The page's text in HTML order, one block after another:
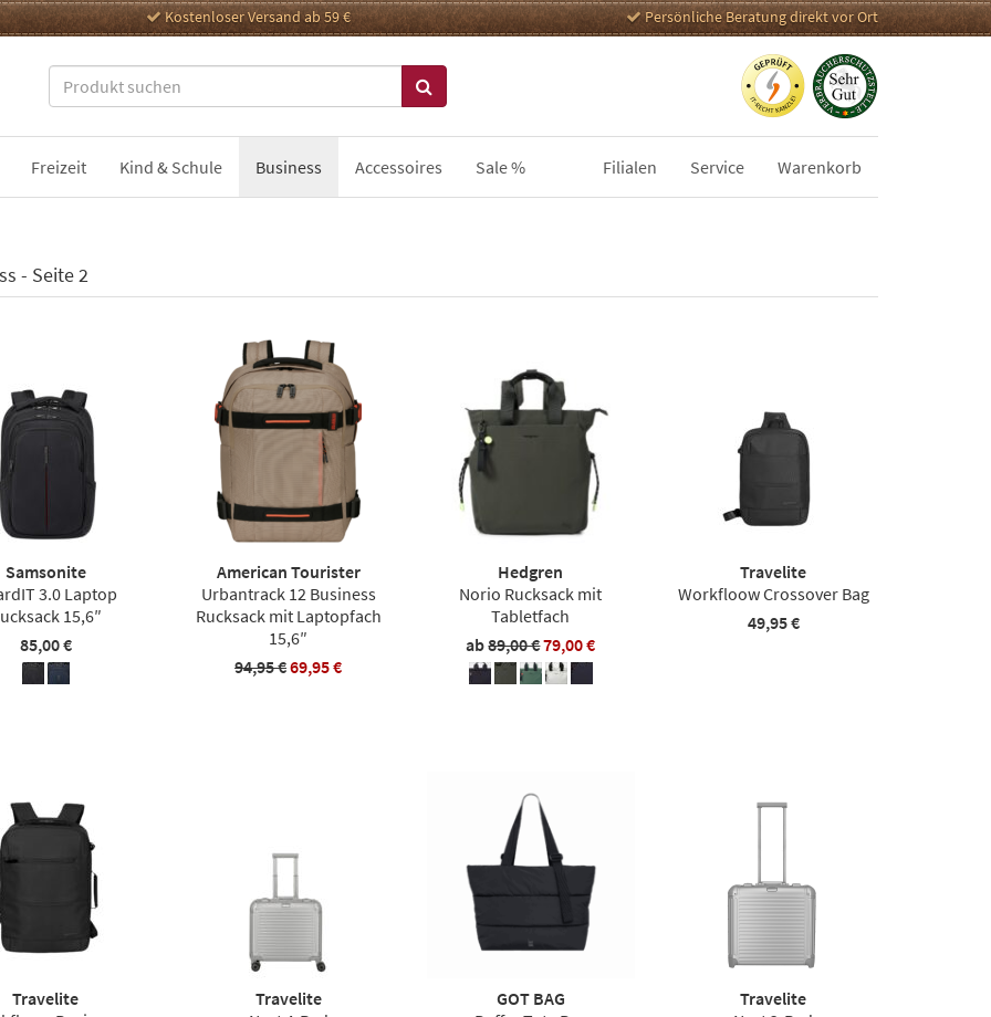
Kostenloser Versand ab 59 € Persönliche Beratung direkt vor Ort
Freizeit Kind & Schule Business Accessoires Sale % Filialen Service Warenkorb
- Seite 2
Samsonite
3.0 Laptop
15,6″
85,00 €
American Tourister
Urbantrack 12 Business
Rucksack mit Laptopfach
15,6″
94,95 €69,95 €
Hedgren
Norio Rucksack mit
Tabletfach
ab89,00 €79,00 €
Travelite
Workfloow Crossover Bag
49,95 €
Travelite
Travelite
GOT BAG
Travelite